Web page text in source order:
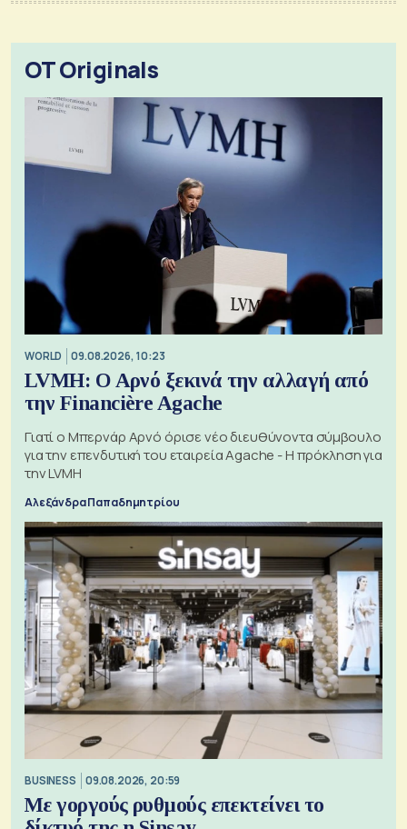
OT Originals
WORLD 09.08.2026, 10:23
LVMH: Ο Αρνό ξεκινά την αλλαγή από
την Financière Agache
Γιατί ο Μπερνάρ Αρνό όρισε νέο διευθύνοντα σύμβουλο
για την επενδυτική του εταιρεία Agache - Η πρόκληση για
την LVMH
Αλεξάνδρα Παπαδημητρίου
BUSINESS 09.08.2026, 20:59
Με γοργούς ρυθμούς επεκτείνει το